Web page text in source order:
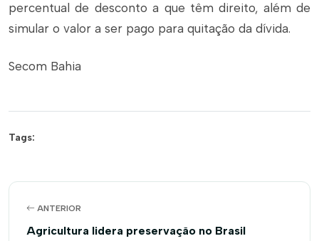
percentual de desconto a que têm direito, além de
simular o valor a ser pago para quitação da dívida.
Secom Bahia
Tags:
ANTERIOR
Agricultura lidera preservação no Brasil